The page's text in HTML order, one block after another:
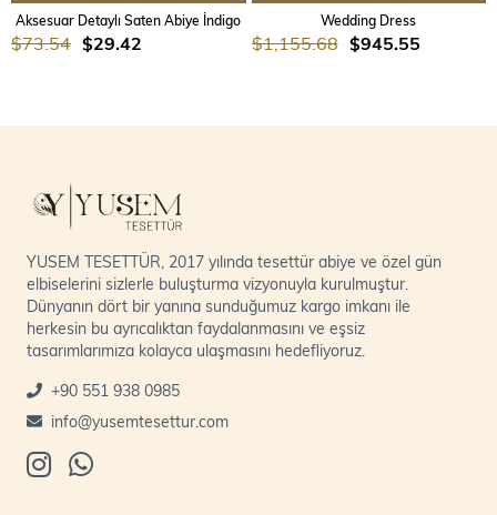
Aksesuar Detaylı Saten Abiye İndigo
$29.42
$73.54
Wedding Dress
$945.55
$1,155.68
YUSEM TESETTÜR, 2017 yılında tesettür abiye ve özel gün
elbiselerini sizlerle buluşturma vizyonuyla kurulmuştur.
Dünyanın dört bir yanına sunduğumuz kargo imkanı ile
herkesin bu ayrıcalıktan faydalanmasını ve eşsiz
tasarımlarımıza kolayca ulaşmasını hedefliyoruz.
+90 551 938 0985
info@yusemtesettur.com